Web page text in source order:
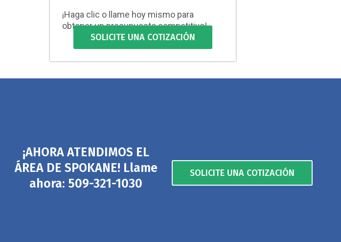
¡Haga clic o llame hoy mismo para
obtener un presupuesto competitivo!
SOLICITE UNA COTIZACIÓN
¡AHORA ATENDIMOS EL
ÁREA DE SPOKANE! Llame
ahora: 509-321-1030
SOLICITE UNA COTIZACIÓN